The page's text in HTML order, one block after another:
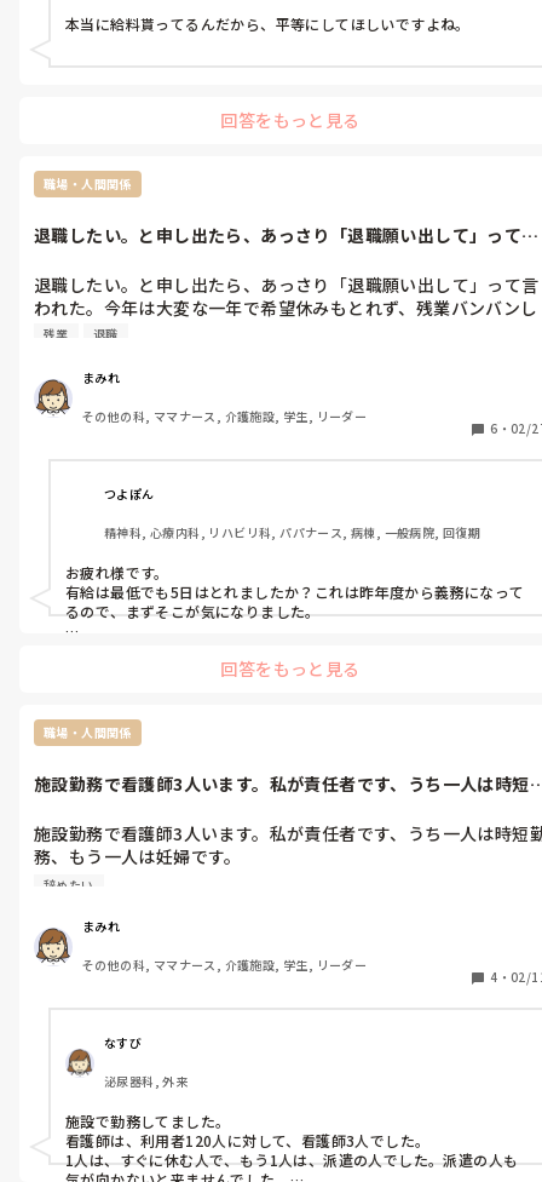
本当に給料貰ってるんだから、平等にしてほしいですよね。
回答をもっと見る
職場・人間関係
退職したい。と申し出たら、あっさり「退職願い出して」って言
退職したい。と申し出たら、あっさり「退職願い出して」って言
われた。今年は大変な一年で希望休みもとれず、残業バンバンし
たのに‥。バカみたい
残業 退職
まみれ
その他の科, ママナース, 介護施設, 学生, リーダー
6 ・ 02/
つよぽん
精神科, 心療内科, リハビリ科, パパナース, 病棟, 一般病院, 回復期
お疲れ様です。
有給は最低でも5日はとれましたか？これは昨年度から義務になって
るので、まずそこが気になりました。
るのは気分悪いですね。それでも僕だったらめんどくさいやり取り
ね。
回答をもっと見る
職場・人間関係
施設勤務で看護師3人います。私が責任者です、うち一人は時短
施設勤務で看護師3人います。私が責任者です、うち一人は時短
務、もう一人は妊婦です。
残業も土日勤務も増えてきて休みも取りにくいです。時短勤務の
勤務をえこひいきするのも腹立つんです。私が居るときには話し
に来ないのに、休みの日には医務室に来て冗談いったりするそう
です。ムカついてやる気が失せます。
辞めたい
まみれ
その他の科, ママナース, 介護施設, 学生, リーダー
4 ・ 02/
なすび
泌尿器科, 外来
施設で勤務してました。
看護師は、利用者120人に対して、看護師3人でした。
1人は、すぐに休む人で、もう1人は、派遣の人でした。派遣の人も